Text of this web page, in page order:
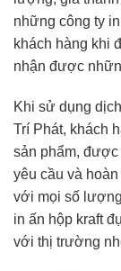
những công ty
khách hàng khi
nhận được
Khi sử dụng
Trí Phát, khách
sản phẩm, được
yêu cầu và
với mọi số
in ấn hộp kraft
với thị trường